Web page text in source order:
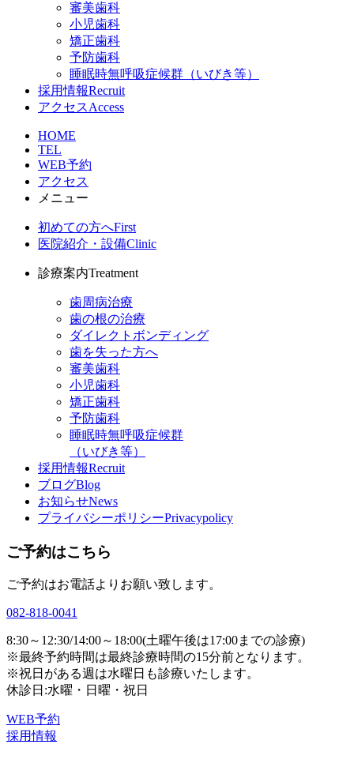
審美歯科
小児歯科
矯正歯科
予防歯科
睡眠時無呼吸症候群（いびき等）
採用情報Recruit
アクセスAccess
HOME
TEL
WEB予約
アクセス
メニュー
初めての方へFirst
医院紹介・設備Clinic
診療案内Treatment
歯周病治療
歯の根の治療
ダイレクトボンディング
歯を失った方へ
審美歯科
小児歯科
矯正歯科
予防歯科
睡眠時無呼吸症候群
（いびき等）
採用情報Recruit
ブログBlog
お知らせNews
プライバシーポリシーPrivacypolicy
ご予約はこちら
ご予約はお電話よりお願い致します。
082-818-0041
8:30～12:30/14:00～18:00(土曜午後は17:00までの診療)
※最終予約時間は最終診療時間の15分前となります。
※祝日がある週は水曜日も診療いたします。
休診日:水曜・日曜・祝日
WEB予約
採用情報